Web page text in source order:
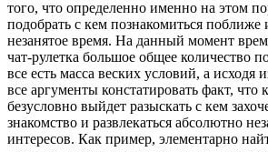
того, что определенно именно на этом
подобрать с кем познакомиться поближе
незанятое время. На данный момент
чат-рулетка большое общее количество
все есть масса веских условий, а исходя
все аргументы констатировать факт, что
безусловно выйдет разыскать с кем
знакомство и развлекаться абсолютно
интересов. Как пример, элементарно